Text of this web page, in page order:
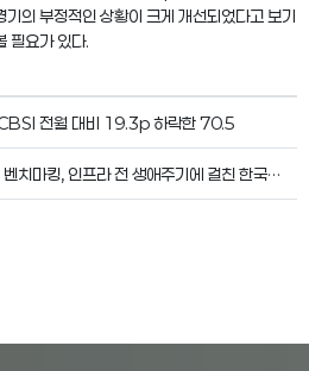
의 부정적인 상황이 크게 개선되었다고 보기
필요가 있다.
전월 대비 19.3p 하락한 70.5
영국 선진 사례 벤치마킹, 인프라 전 생애주기에 걸친 한국형 거버넌스 고도화와 이를 종합 관리할 부처 신설 필요